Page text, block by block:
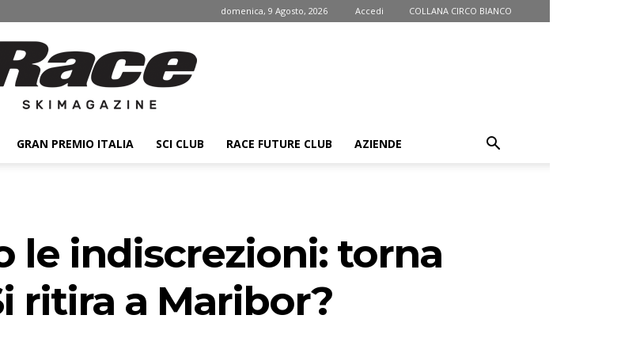
domenica, 9 Agosto, 2026 Accedi COLLANA CIRCO BIANCO
GRAN PREMIO ITALIA SCI CLUB RACE FUTURE CLUB AZIENDE
le indiscrezioni: torna
ritira a Maribor?